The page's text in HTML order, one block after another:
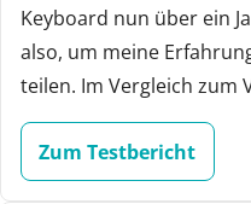
Keyboard nun über ein
also, um meine
teilen. Im Vergleich zum
Zum Testbericht